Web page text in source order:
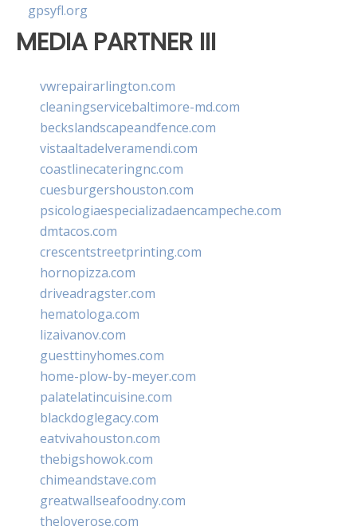
gpsyfl.org
MEDIA PARTNER III
vwrepairarlington.com
cleaningservicebaltimore-md.com
beckslandscapeandfence.com
vistaaltadelveramendi.com
coastlinecateringnc.com
cuesburgershouston.com
psicologiaespecializadaencampeche.com
dmtacos.com
crescentstreetprinting.com
hornopizza.com
driveadragster.com
hematologa.com
lizaivanov.com
guesttinyhomes.com
home-plow-by-meyer.com
palatelatincuisine.com
blackdoglegacy.com
eatvivahouston.com
thebigshowok.com
chimeandstave.com
greatwallseafoodny.com
theloverose.com